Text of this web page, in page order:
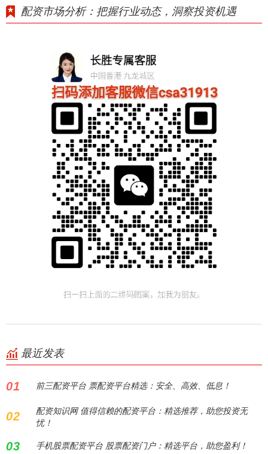
配资市场分析：把握行业动态，洞察投资机遇
最近发表
01 前三配资平台 票配资平台精选：安全、高效、低息！
02
配资知识网 值得信赖的配资平台：精选推荐，助您投资无
忧！
03 手机股票配资平台 股票配资门户：精选平台，助您盈利！